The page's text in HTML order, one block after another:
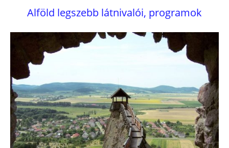
Alföld legszebb látnivalói, programok